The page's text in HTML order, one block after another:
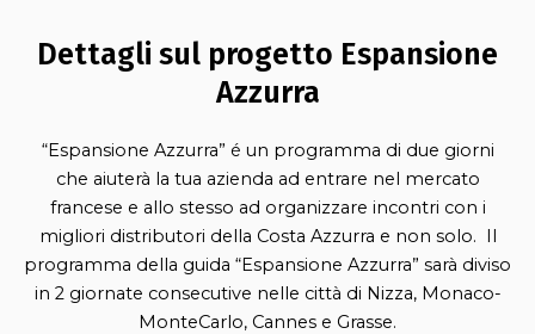
Dettagli sul progetto Espansione
Azzurra
“Espansione Azzurra” é un programma di due giorni
che aiuterà la tua azienda ad entrare nel mercato
francese e allo stesso ad organizzare incontri con i
migliori distributori della Costa Azzurra e non solo. Il
programma della guida “Espansione Azzurra” sarà diviso
in 2 giornate consecutive nelle città di Nizza, Monaco-
MonteCarlo, Cannes e Grasse.